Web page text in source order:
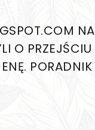
NA
O PRZEJŚCIU
PORADNIK